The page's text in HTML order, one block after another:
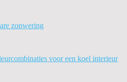
zonwering
voor een koel interieur